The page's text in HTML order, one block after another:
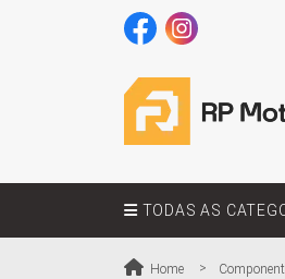
TODAS AS
Home